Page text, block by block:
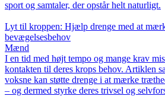
sport og samtaler, der opstår helt naturligt.
Lyt til kroppen: Hjælp drenge med at
bevægelsesbehov
Mænd
I en tid med højt tempo og mange krav
kontakten til deres krops behov. Artiklen
voksne kan støtte drenge i at mærke
– og dermed styrke deres trivsel og